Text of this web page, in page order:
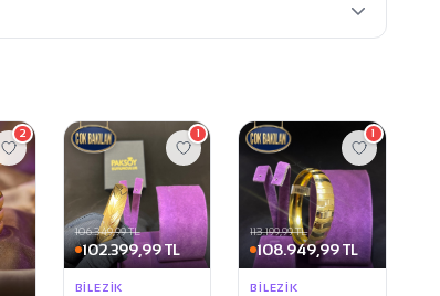
2
106.349,99 TL
102.399,99 TL
1
BILEZIK
113.199,99 TL
108.949,99 TL
1
BILEZIK